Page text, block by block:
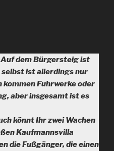
dem Bürgersteig ist
selbst ist allerdings nur
Fuhrwerke oder
aber insgesamt ist es
könnt Ihr zwei Wachen
Kaufmannsvilla
die Fußgänger, die einen